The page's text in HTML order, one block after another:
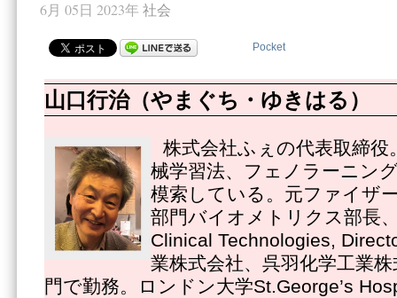
6月 05日 2023年 社会
Pocket
山口行治（やまぐち・ゆきはる）
株式会社ふぇの代表取締
械学習法、フェノラーニン
模索している。元ファイザ
部門バイオメトリクス部長
Clinical Technologies,
業株式会社、呉羽化学工業
門で勤務。ロンドン大学St.George’s